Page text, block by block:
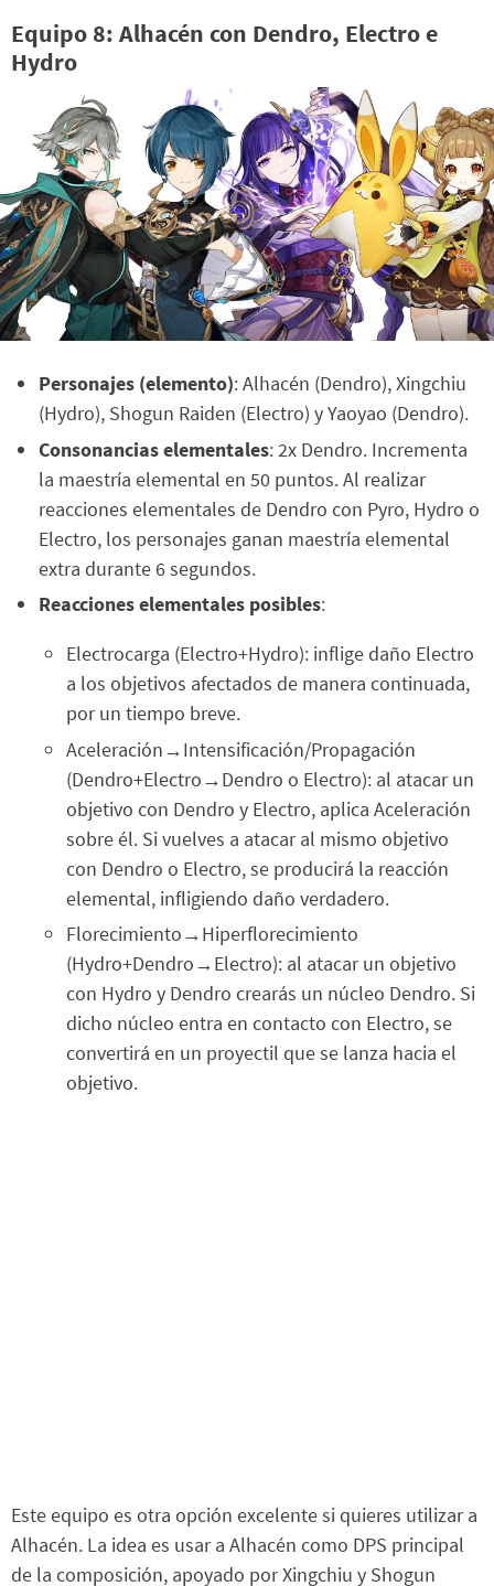
Equipo 8: Alhacén con Dendro, Electro e
Hydro
Personajes (elemento): Alhacén (Dendro), Xingchiu
(Hydro), Shogun Raiden (Electro) y Yaoyao (Dendro).
Consonancias elementales: 2x Dendro. Incrementa
la maestría elemental en 50 puntos. Al realizar
reacciones elementales de Dendro con Pyro, Hydro o
Electro, los personajes ganan maestría elemental
extra durante 6 segundos.
Reacciones elementales posibles:
Electrocarga (Electro+Hydro): inflige daño Electro
a los objetivos afectados de manera continuada,
por un tiempo breve.
Aceleración→Intensificación/Propagación
(Dendro+Electro→Dendro o Electro): al atacar un
objetivo con Dendro y Electro, aplica Aceleración
sobre él. Si vuelves a atacar al mismo objetivo
con Dendro o Electro, se producirá la reacción
elemental, infligiendo daño verdadero.
Florecimiento→Hiperflorecimiento
(Hydro+Dendro→Electro): al atacar un objetivo
con Hydro y Dendro crearás un núcleo Dendro. Si
dicho núcleo entra en contacto con Electro, se
convertirá en un proyectil que se lanza hacia el
objetivo.
Este equipo es otra opción excelente si quieres utilizar a
Alhacén. La idea es usar a Alhacén como DPS principal
de la composición, apoyado por Xingchiu y Shogun